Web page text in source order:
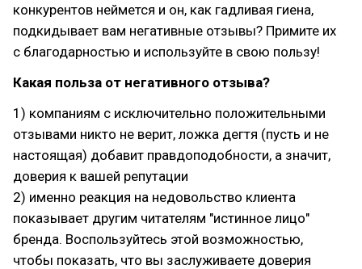
конкурентов неймется и он, как гадливая гиена,
подкидывает вам негативные отзывы? Примите их
с благодарностью и используйте в свою пользу!
Какая польза от негативного отзыва?
1) компаниям с исключительно положительными
отзывами никто не верит, ложка дегтя (пусть и не
настоящая) добавит правдоподобности, а значит,
доверия к вашей репутации
2) именно реакция на недовольство клиента
показывает другим читателям "истинное лицо"
бренда. Воспользуйтесь этой возможностью,
чтобы показать, что вы заслуживаете доверия